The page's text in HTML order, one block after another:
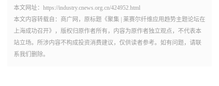
本文网址：https://industry.cnews.org.cn/424952.html
本文内容转载自：商广网，原标题《聚集 | 莱赛尔纤维应用趋势主题论坛在
上海成功召开》，版权归原作者所有，内容为原作者独立观点，不代表本
站立场。所涉内容不构成投资消费建议，仅供读者参考。如有问题，请联
系我们删除。